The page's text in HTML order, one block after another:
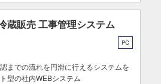
販売 工事管理システム
PC
までの流れを円滑に行えるシステムを
型の社内WEBシステム